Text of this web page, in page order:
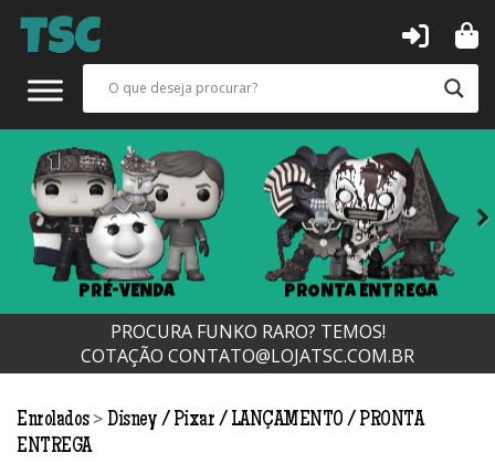
PRÉ-VENDA PRONTA ENTREGA
Next
PROCURA FUNKO RARO? TEMOS!
COTAÇÃO CONTATO@LOJATSC.COM.BR
Enrolados > Disney / Pixar LANÇAMENTO
PRONTA
ENTREGA